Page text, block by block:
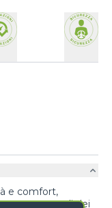
e comfort,
e comandi dei